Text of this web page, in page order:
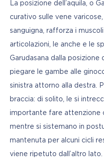
La posizione dell’aquila, o
curativo sulle vene
sanguigna, rafforza i
articolazioni, le anche e le
Garudasana dalla posizione
piegare le gambe alle
sinistra attorno alla destra.
braccia: di solito, le si
importante fare attenzione
mentre si sistemano in
mantenuta per alcuni cicli
viene ripetuto dall’altro lato.